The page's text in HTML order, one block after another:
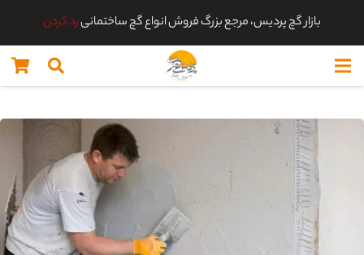
بازار گچ پردیس، مرجع بزرگ فروش انواع گچ ساختمانیرد کردن